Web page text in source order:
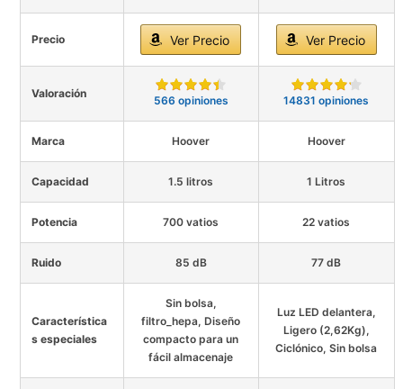
Precio Ver Precio Ver Precio
Valoración
566 opiniones 14831 opiniones
Marca Hoover Hoover
Capacidad 1.5 litros 1 Litros
Potencia 700 vatios 22 vatios
Ruido 85 dB 77 dB
Característica
s especiales
Sin bolsa,
filtro_hepa, Diseño
compacto para un
fácil almacenaje
Luz LED delantera,
Ligero (2,62Kg),
Ciclónico, Sin bolsa